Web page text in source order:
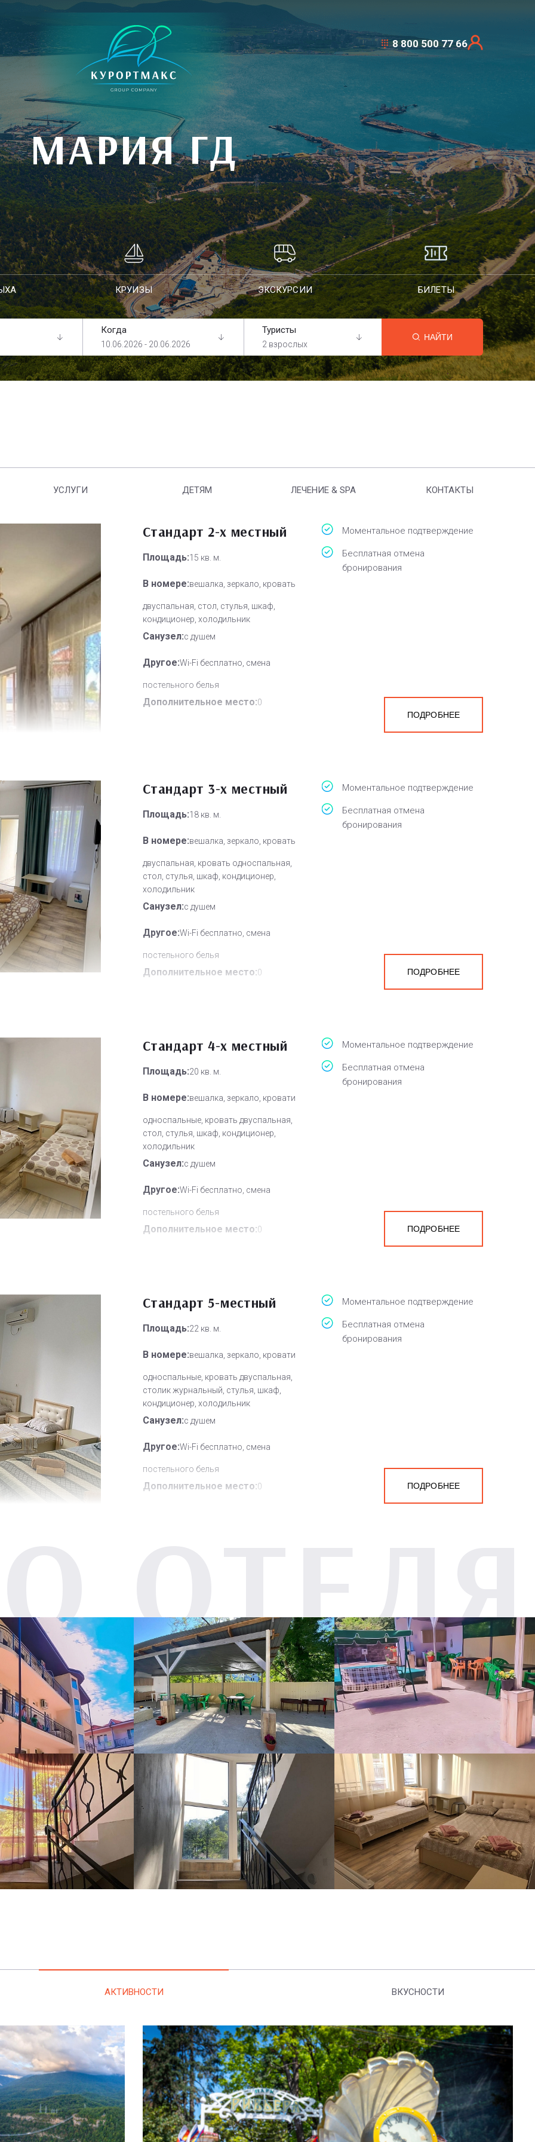
8 800 500 77 66
МАРИЯ ГД
КРУИЗЫ ЭКСКУРСИИ БИЛЕТЫ
Когда
10.06.2026 - 20.06.2026
Туристы
2 взрослых
НАЙТИ
УСЛУГИ ДЕТЯМ ЛЕЧЕНИЕ & SPA КОНТАКТЫ
Стандарт 2-х местный
Площадь:15 кв. м.
В номере:вешалка, зеркало, кровать
двуспальная, стол, стулья, шкаф,
кондиционер, холодильник
Санузел:с душем
Другое:Wi-Fi бесплатно, смена
постельного белья
Дополнительное место:0
Моментальное подтверждение
Бесплатная отмена
бронирования
ПОДРОБНЕЕ
Стандарт 3-х местный
Площадь:18 кв. м.
В номере:вешалка, зеркало, кровать
двуспальная, кровать односпальная,
стол, стулья, шкаф, кондиционер,
холодильник
Санузел:с душем
Другое:Wi-Fi бесплатно, смена
постельного белья
Дополнительное место:0
Моментальное подтверждение
Бесплатная отмена
бронирования
ПОДРОБНЕЕ
Стандарт 4-х местный
Площадь:20 кв. м.
В номере:вешалка, зеркало, кровати
односпальные, кровать двуспальная,
стол, стулья, шкаф, кондиционер,
холодильник
Санузел:с душем
Другое:Wi-Fi бесплатно, смена
постельного белья
Дополнительное место:0
Моментальное подтверждение
Бесплатная отмена
бронирования
ПОДРОБНЕЕ
Стандарт 5-местный
Площадь:22 кв. м.
В номере:вешалка, зеркало, кровати
односпальные, кровать двуспальная,
столик журнальный, стулья, шкаф,
кондиционер, холодильник
Санузел:с душем
Другое:Wi-Fi бесплатно, смена
постельного белья
Дополнительное место:0
Моментальное подтверждение
Бесплатная отмена
бронирования
ПОДРОБНЕЕ
ОТЕЛЯ
АКТИВНОСТИ ВКУСНОСТИ